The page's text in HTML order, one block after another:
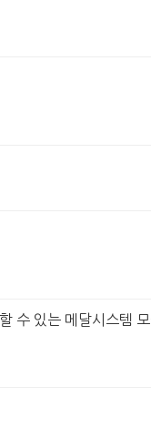
수 있는 메달시스템